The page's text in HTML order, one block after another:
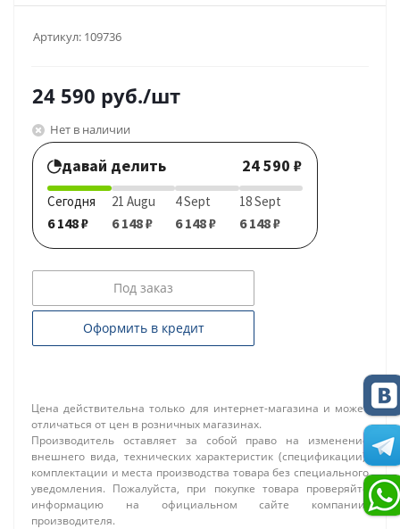
Артикул: 109736
24 590 руб./шт
Нет в наличии
давай делить 24 590 ₽
Сегодня
6 148 ₽
21 Augu
6 148 ₽
4 Sept
6 148 ₽
18 Sept
6 148 ₽
Под заказ
Оформить в кредит
Цена действительна только для интернет-магазина и может
отличаться от цен в розничных магазинах.
Производитель оставляет за собой право на изменение
внешнего вида, технических характеристик (спецификации),
комплектации и места производства товара без специального
уведомления. Пожалуйста, при покупке товара проверяйте
информацию на официальном сайте компании-
производителя.